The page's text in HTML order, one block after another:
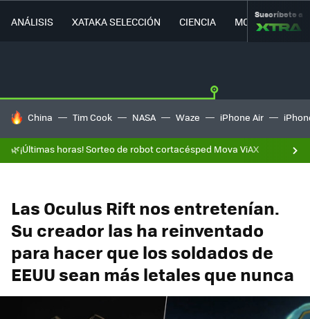
ANÁLISIS XATAKA SELECCIÓN CIENCIA MOVILIDAD
Suscríbete a
HOY SE HABLA DE
China Tim Cook NASA Waze iPhone Air
🌿¡Últimas horas! Sorteo de robot cortacésped Mova ViAX
Las Oculus Rift nos entretenían.
Su creador las ha reinventado
para hacer que los soldados de
EEUU sean más letales que nunca